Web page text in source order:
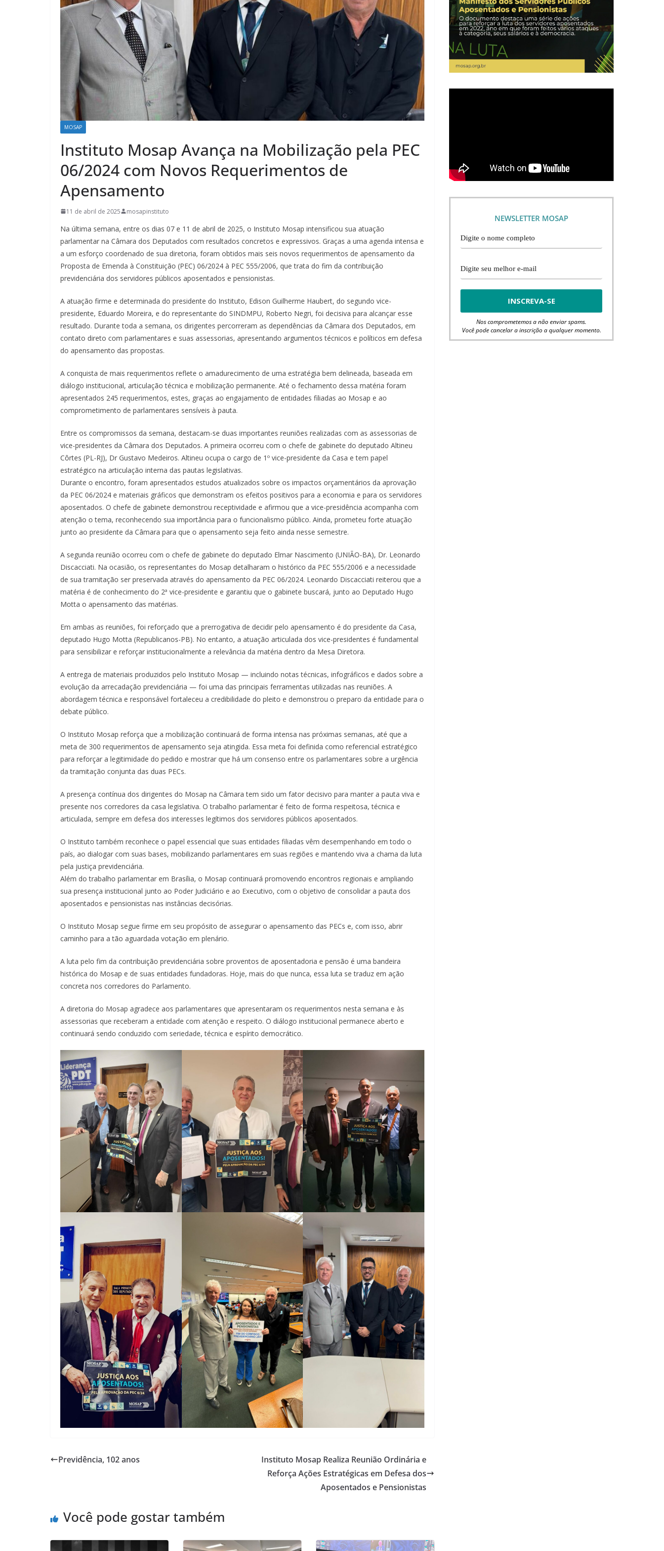
MOSAP
Instituto Mosap Avança na Mobilização pela PEC
06/2024 com Novos Requerimentos de
Apensamento
11 de abril de 2025 mosapinstituto
Na última semana, entre os dias 07 e 11 de abril de 2025, o Instituto Mosap intensificou sua atuação
parlamentar na Câmara dos Deputados com resultados concretos e expressivos. Graças a uma agenda intensa e
a um esforço coordenado de sua diretoria, foram obtidos mais seis novos requerimentos de apensamento da
Proposta de Emenda à Constituição (PEC) 06/2024 à PEC 555/2006, que trata do fim da contribuição
previdenciária dos servidores públicos aposentados e pensionistas.
A atuação firme e determinada do presidente do Instituto, Edison Guilherme Haubert, do segundo vice-
presidente, Eduardo Moreira, e do representante do SINDMPU, Roberto Negri, foi decisiva para alcançar esse
resultado. Durante toda a semana, os dirigentes percorreram as dependências da Câmara dos Deputados, em
contato direto com parlamentares e suas assessorias, apresentando argumentos técnicos e políticos em defesa
do apensamento das propostas.
A conquista de mais requerimentos reflete o amadurecimento de uma estratégia bem delineada, baseada em
diálogo institucional, articulação técnica e mobilização permanente. Até o fechamento dessa matéria foram
apresentados 245 requerimentos, estes, graças ao engajamento de entidades filiadas ao Mosap e ao
comprometimento de parlamentares sensíveis à pauta.
Entre os compromissos da semana, destacam-se duas importantes reuniões realizadas com as assessorias de
vice-presidentes da Câmara dos Deputados. A primeira ocorreu com o chefe de gabinete do deputado Altineu
Côrtes (PL-RJ), Dr Gustavo Medeiros. Altineu ocupa o cargo de 1º vice-presidente da Casa e tem papel
estratégico na articulação interna das pautas legislativas.
Durante o encontro, foram apresentados estudos atualizados sobre os impactos orçamentários da aprovação
da PEC 06/2024 e materiais gráficos que demonstram os efeitos positivos para a economia e para os servidores
aposentados. O chefe de gabinete demonstrou receptividade e afirmou que a vice-presidência acompanha com
atenção o tema, reconhecendo sua importância para o funcionalismo público. Ainda, prometeu forte atuação
junto ao presidente da Câmara para que o apensamento seja feito ainda nesse semestre.
A segunda reunião ocorreu com o chefe de gabinete do deputado Elmar Nascimento (UNIÃO-BA), Dr. Leonardo
Discacciati. Na ocasião, os representantes do Mosap detalharam o histórico da PEC 555/2006 e a necessidade
de sua tramitação ser preservada através do apensamento da PEC 06/2024. Leonardo Discacciati reiterou que a
matéria é de conhecimento do 2ª vice-presidente e garantiu que o gabinete buscará, junto ao Deputado Hugo
Motta o apensamento das matérias.
Em ambas as reuniões, foi reforçado que a prerrogativa de decidir pelo apensamento é do presidente da Casa,
deputado Hugo Motta (Republicanos-PB). No entanto, a atuação articulada dos vice-presidentes é fundamental
para sensibilizar e reforçar institucionalmente a relevância da matéria dentro da Mesa Diretora.
A entrega de materiais produzidos pelo Instituto Mosap — incluindo notas técnicas, infográficos e dados sobre a
evolução da arrecadação previdenciária — foi uma das principais ferramentas utilizadas nas reuniões. A
abordagem técnica e responsável fortaleceu a credibilidade do pleito e demonstrou o preparo da entidade para o
debate público.
O Instituto Mosap reforça que a mobilização continuará de forma intensa nas próximas semanas, até que a
meta de 300 requerimentos de apensamento seja atingida. Essa meta foi definida como referencial estratégico
para reforçar a legitimidade do pedido e mostrar que há um consenso entre os parlamentares sobre a urgência
da tramitação conjunta das duas PECs.
A presença contínua dos dirigentes do Mosap na Câmara tem sido um fator decisivo para manter a pauta viva e
presente nos corredores da casa legislativa. O trabalho parlamentar é feito de forma respeitosa, técnica e
articulada, sempre em defesa dos interesses legítimos dos servidores públicos aposentados.
O Instituto também reconhece o papel essencial que suas entidades filiadas vêm desempenhando em todo o
país, ao dialogar com suas bases, mobilizando parlamentares em suas regiões e mantendo viva a chama da luta
pela justiça previdenciária.
Além do trabalho parlamentar em Brasília, o Mosap continuará promovendo encontros regionais e ampliando
sua presença institucional junto ao Poder Judiciário e ao Executivo, com o objetivo de consolidar a pauta dos
aposentados e pensionistas nas instâncias decisórias.
O Instituto Mosap segue firme em seu propósito de assegurar o apensamento das PECs e, com isso, abrir
caminho para a tão aguardada votação em plenário.
A luta pelo fim da contribuição previdenciária sobre proventos de aposentadoria e pensão é uma bandeira
histórica do Mosap e de suas entidades fundadoras. Hoje, mais do que nunca, essa luta se traduz em ação
concreta nos corredores do Parlamento.
A diretoria do Mosap agradece aos parlamentares que apresentaram os requerimentos nesta semana e às
assessorias que receberam a entidade com atenção e respeito. O diálogo institucional permanece aberto e
continuará sendo conduzido com seriedade, técnica e espírito democrático.
Previdência, 102 anos
Instituto Mosap Realiza Reunião Ordinária e
Reforça Ações Estratégicas em Defesa dos
Aposentados e Pensionistas
Você pode gostar também
NEWSLETTER MOSAP
Nos comprometemos a não enviar spams.
Você pode cancelar a inscrição a qualquer momento.